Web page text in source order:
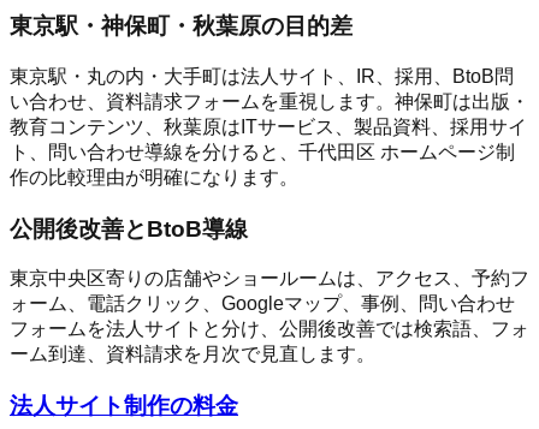
東京駅・神保町・秋葉原の目的差
東京駅・丸の内・大手町は法人サイト、IR、採用、BtoB問
い合わせ、資料請求フォームを重視します。神保町は出版・
教育コンテンツ、秋葉原はITサービス、製品資料、採用サイ
ト、問い合わせ導線を分けると、千代田区 ホームページ制
作の比較理由が明確になります。
公開後改善とBtoB導線
東京中央区寄りの店舗やショールームは、アクセス、予約フ
ォーム、電話クリック、Googleマップ、事例、問い合わせ
フォームを法人サイトと分け、公開後改善では検索語、フォ
ーム到達、資料請求を月次で見直します。
法人サイト制作の料金